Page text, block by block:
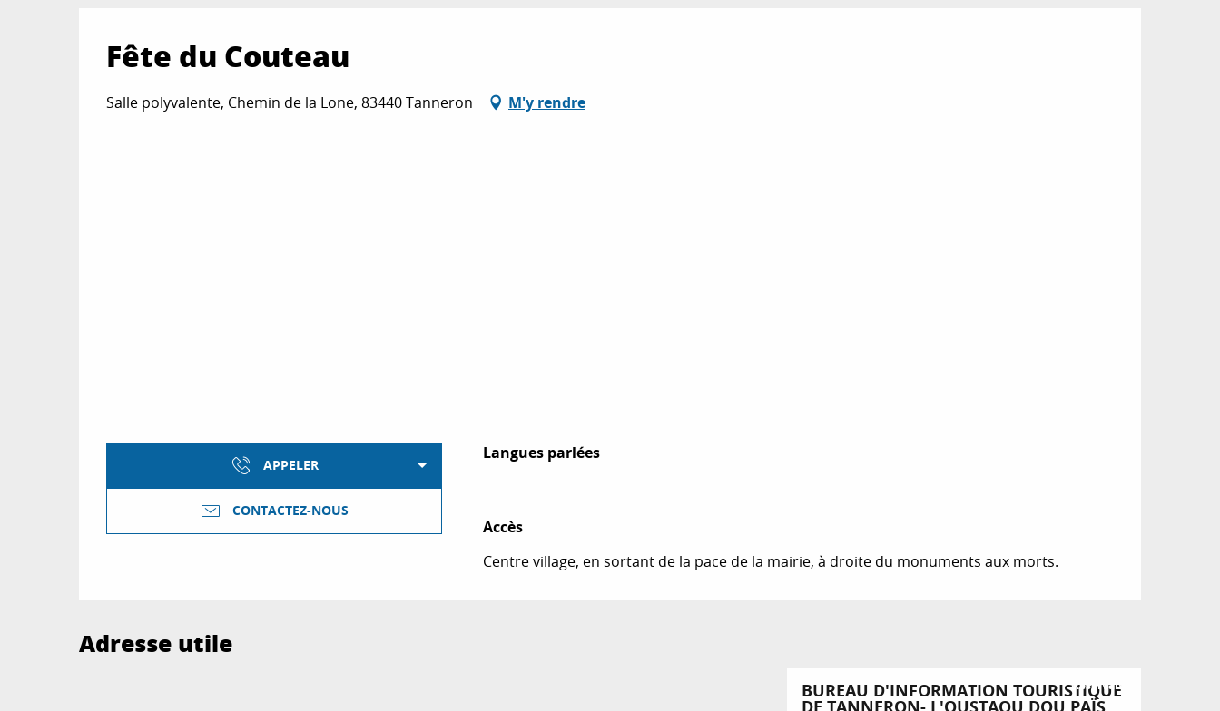
Fête du Couteau
Salle polyvalente, Chemin de la Lone, 83440 Tanneron M'y rendre
APPELER
CONTACTEZ-NOUS
Langues parlées
Langues parlées
Accès
Accès
Centre village, en sortant de la pace de la mairie, à droite du monuments aux morts.
Adresse utile
BUREAU D'INFORMATION TOURISTIQUE
Réservable